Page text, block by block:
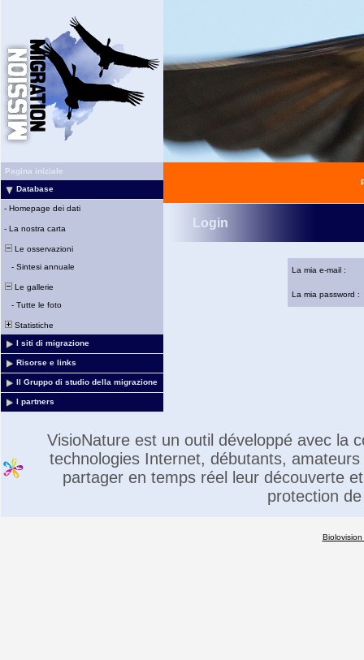
Pagina iniziale
Database
- Homepage dei dati
- La nostra carta
Le osservazioni
- Sintesi annuale
Le gallerie
- Tutte le foto
Statistiche
I siti di migrazione
Risorse e links
Il Gruppo di studio della migrazione
I partners
Login
La mia e-mail :
La mia password :
VisioNature est un outil développé avec la
technologies Internet, débutants,
partager en temps réel leur découverte
protection
Biolovision